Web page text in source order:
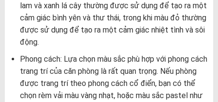
lam và xanh lá cây thường được sử dụng để tạo ra một
cảm giác bình yên và thư thái, trong khi màu đỏ thường
được sử dụng để tạo ra một cảm giác nhiệt tình và sôi
động.
Phong cách: Lựa chọn màu sắc phù hợp với phong cách
trang trí của căn phòng là rất quan trọng. Nếu phòng
được trang trí theo phong cách cổ điển, bạn có thể
chọn rèm vải màu vàng nhạt, hoặc màu sắc pastel như